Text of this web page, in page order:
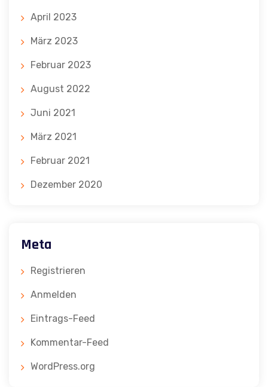
April 2023
März 2023
Februar 2023
August 2022
Juni 2021
März 2021
Februar 2021
Dezember 2020
Meta
Registrieren
Anmelden
Eintrags-Feed
Kommentar-Feed
WordPress.org